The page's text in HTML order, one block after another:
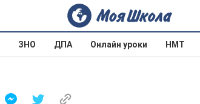
ЗНО ДПА Онлайн уроки НМТ